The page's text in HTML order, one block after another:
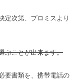
定次第、プロミスよ
ぶことが出来ます。
要書類を、携帯電話